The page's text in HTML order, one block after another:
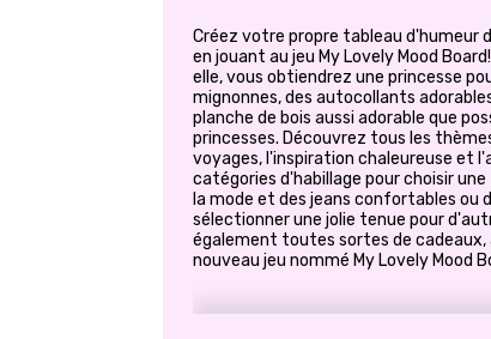
Créez votre propre tableau d'humeur
en jouant au jeu My Lovely Mood
elle, vous obtiendrez une princesse
mignonnes, des autocollants
planche de bois aussi adorable que
princesses. Découvrez tous les
voyages, l'inspiration chaleureuse et
catégories d'habillage pour choisir
la mode et des jeans confortables ou
sélectionner une jolie tenue pour
également toutes sortes de
nouveau jeu nommé My Lovely Mood